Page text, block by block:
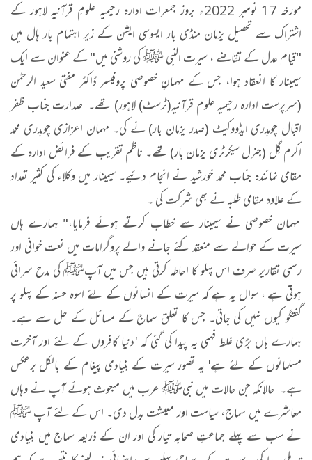
مورخہ 17 نومبر 2022ء بروز جمعرات ادارہ رحیمیہ علومِ قرآنیہ لاہور کے
اشتراک سے تحصیل یزمان منڈی بار ایسوسی ایشن کے زیر اہتمام بار ہال میں
"قیام عدل کے تقاضے ، سیرت النبی ﷺ کی روشنی میں" کے عنوان سے ایک
سیمینار کا انعقاد ہوا، جس کے مہمانِ خصوصی پروفیسر ڈاکٹر مفتی سعید الرحمٰن
(سرپرست ادارہ رحیمیہ علوم قرآنیہ(ٹرسٹ) لاہور) تھے۔ صدارت جناب ظفر
اقبال چوہدری ایڈووکیٹ (صدر یزمان بار) نے کی۔ مہمان اعزازی چوہدری محمد
اکرم گِل (جنرل سیکرٹری یزمان بار) تھے۔ ناظم تقریب کے فرائض ادارہ کے
مقامی نمائندہ جناب محمد خورشید نے انجام دئیے۔ سیمینار میں وکلاء کی کثیر تعداد
کے علاوہ مقامی طلبہ نے بھی شرکت کی ۔
مہمان خصوصی نے سیمینار سے خطاب کرتے ہوئے فرمایا،" ہمارے ہاں
سیرت کے حوالے سے منعقد کئے جانے والے پروگرامات میں نعت خوانی اور
رسمی تقاریر صرف اس پہلو کا احاطہ کرتی ہیں جس میں آپﷺ کی مدح سرائی
ہوتی ہے ، سوال یہ ہے کہ سیرت کے انسانوں کے لئے اسوہ حسنہ کے پہلو پر
گفتگو کیوں نہیں کی جاتی۔ جس کا تعلق سماج کے مسائل کے حل سے ہے۔
ہمارے ہاں بڑی غلط فہمی یہ پیدا کی گئی کہ 'دنیا کافروں کے لئے اور آخرت
مسلمانوں کے لئے ہے' یہ تصور سیرت کے بنیادی پیغام کے بالکل برعکس
ہے۔ حالانکہ جن حالات میں نبیﷺ عرب میں مبعوث ہوئے آپ نے وہاں
معاشرے میں سماج، سیاست اور معیشت بدل دی۔ اس کے لئے آپ ﷺ
نے سب سے پہلے جماعتِ صحابہ تیار کی اور ان کے ذریعہ سماج میں بنیادی